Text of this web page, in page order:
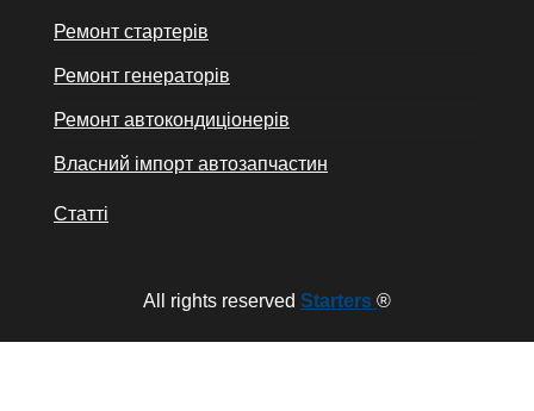
Ремонт стартерів
Ремонт генераторів
Ремонт автокондиціонерів
Власний імпорт автозапчастин
Статті
All rights reserved Starters ®